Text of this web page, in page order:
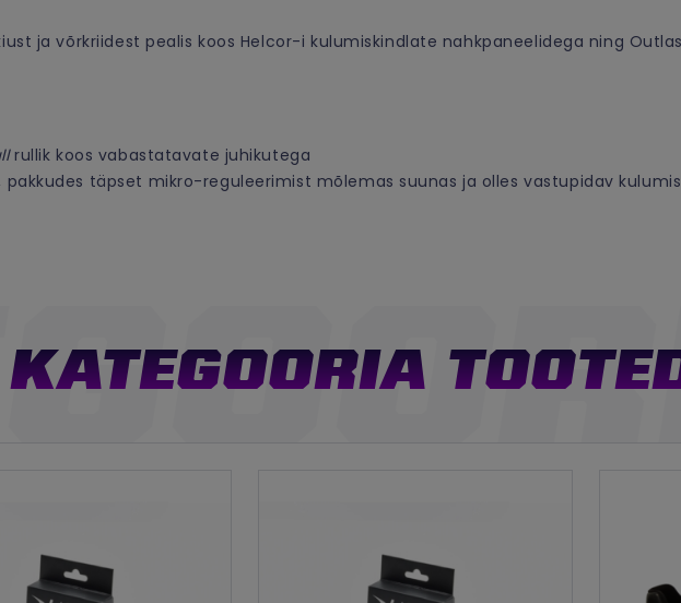
ja võrkriidest pealis koos Helcor-i kulumiskindlate nahkpaneelidega ning
rullik koos vabastatavate juhikutega
täpset mikro-reguleerimist mõlemas suunas ja olles vastupidav